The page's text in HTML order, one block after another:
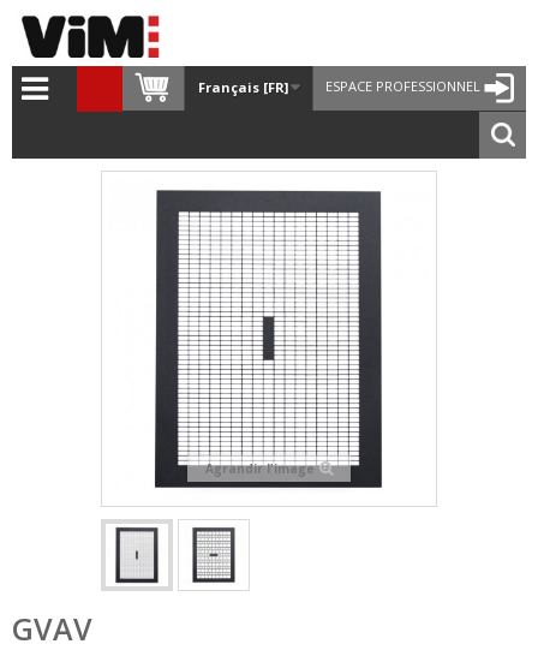
ESPACE PROFESSIONNEL
Français [FR]
Agrandir l'image
GVAV